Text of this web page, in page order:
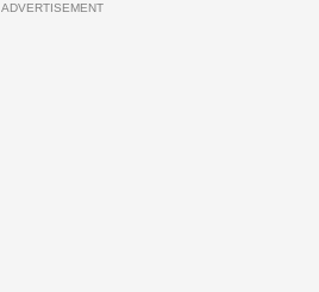
ADVERTISEMENT